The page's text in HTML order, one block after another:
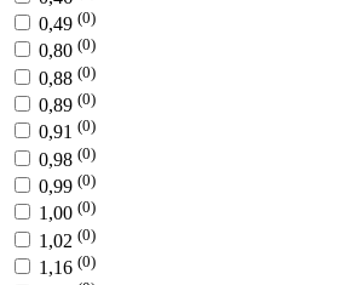
0,49 (0)
0,80 (0)
0,88 (0)
0,89 (0)
0,91 (0)
0,98 (0)
0,99 (0)
1,00 (0)
1,02 (0)
1,16 (0)